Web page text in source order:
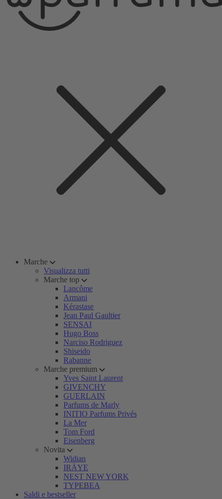
Marche
Visualizza tutti
Marche top
Lancôme
Armani
Kérastase
Jean Paul Gaultier
SENSAI
Hugo Boss
Narciso Rodriguez
Shiseido
Rabanne
Marche premium
Yves Saint Laurent
GIVENCHY
GUERLAIN
Parfums de Marly
INITIO Parfums Privés
La Mer
Tom Ford
Eisenberg
Novita
Widian
IRÄYE
NEST NEW YORK
TYPEBEA
Saldi e bestseller